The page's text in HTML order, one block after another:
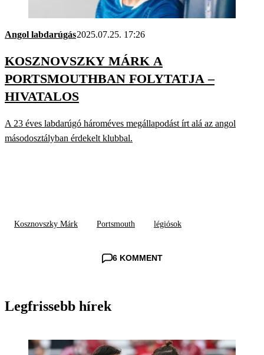
Angol labdarúgás2025.07.25. 17:26
KOSZNOVSZKY MÁRK A
PORTSMOUTHBAN FOLYTATJA –
HIVATALOS
A 23 éves labdarúgó hároméves megállapodást írt alá az angol
másodosztályban érdekelt klubbal.
Kosznovszky Márk Portsmouth légiósok
6 KOMMENT
Legfrissebb hírek